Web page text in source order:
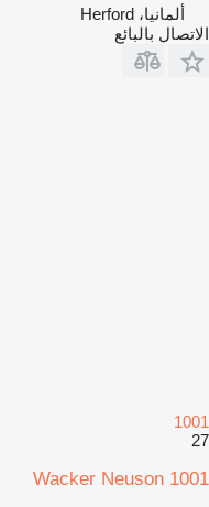
ألمانيا، Herford
الاتصال بالبائع
1001
27
Wacker Neuson 1001